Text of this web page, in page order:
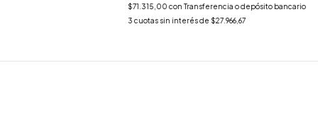
$71.315,00con Transferencia o depósito bancario
3 cuotas sin interés de $27.966,67